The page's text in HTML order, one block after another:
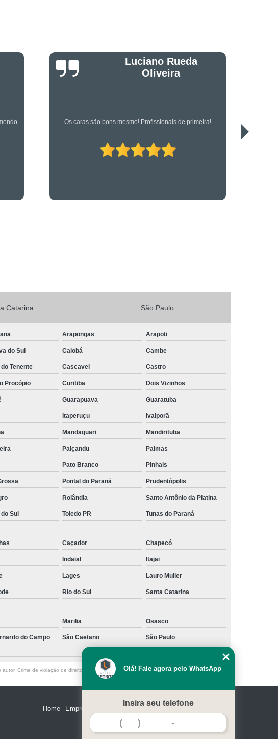
de Incêndio
Projeto Executivo
em Suportes para CFTV
Serviço de qualidade!
Catarina São Paulo
Arapongas Arapoti
do Sul Caiobá Cambe
Tenente Cascavel Castro
Procópio Curitiba Dois Vizinhos
Guarapuava Guaratuba
Itaperuçu Ivaiporã
Mandaguari Mandirituba
Paiçandu Palmas
Pato Branco Pinhais
Pontal do Paraná Prudentópolis
Rolândia Santo Antônio da Platina
Sul Toledo PR Tunas do Paraná
Caçador Chapecó
Indaial Itajai
Lages Lauro Muller
Rio do Sul Santa Catarina
Marilia Osasco
do Campo São Caetano
São Paulo
Crime de violação de direito autoral – artigo 184 do Código Penal –Lei 9610/98 - Lei de
Home Empresa
Olá! Fale agora pelo WhatsApp
Insira seu telefone